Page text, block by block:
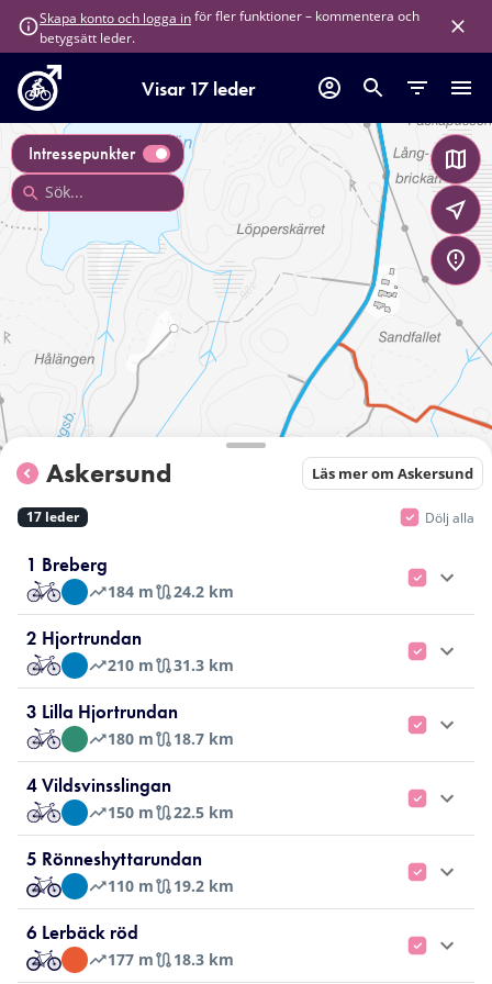
Skapa konto och logga inför fler funktioner – kommentera och
betygsätt leder.
Visar 17 leder
Intressepunkter
Askersund Läs mer om Askersund
17 leder Dölj alla
1 Breberg
184 m 24.2 km
2 Hjortrundan
210 m 31.3 km
3 Lilla Hjortrundan
180 m 18.7 km
4 Vildsvinsslingan
150 m 22.5 km
5 Rönneshyttarundan
110 m 19.2 km
6 Lerbäck röd
177 m 18.3 km